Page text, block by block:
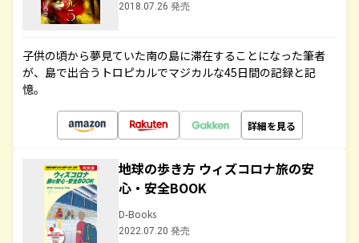
2018.07.26 発売
子供の頃から夢見ていた南の島に滞在することになった筆者
が、島で出合うトロピカルでマジカルな45日間の記録と記
憶。
詳細を見る
地球の歩き方 ウィズコロナ旅の安
心・安全BOOK
D-Books
2022.07.20 発売